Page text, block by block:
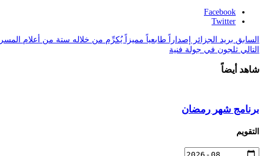
Facebook
Twitter
السابق بريد الجزائر إصداراً طابعياً مميزاً يُكرِّم من خلاله ستة من أعلام
التالي ثلجون في جولة فنية
شاهد أيضاً
برنامج شهر رمضان
التقويم